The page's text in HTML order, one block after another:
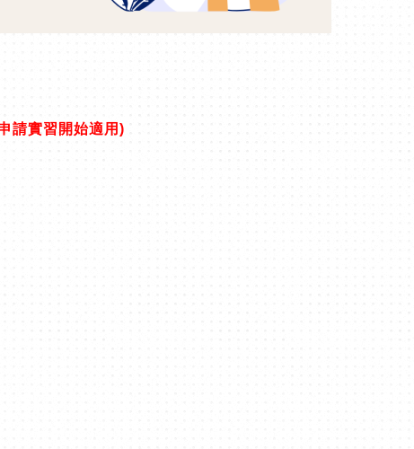
請實習開始適用)